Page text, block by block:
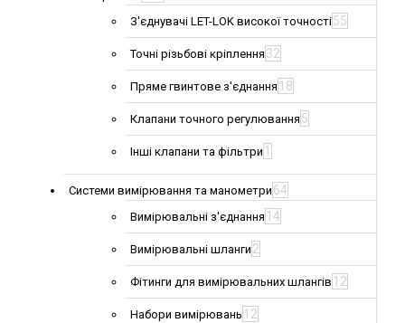
З'єднувачі LET-LOK високої точності55
Точні різьбові кріплення 32
Пряме гвинтове з'єднання 18
Клапани точного регулювання 5
Інші клапани та фільтри 1
Системи вимірювання та манометри 64
Вимірювальні з'єднання 14
Вимірювальні шланги 2
Фітинги для вимірювальних шлангів 12
Набори вимірювань 12